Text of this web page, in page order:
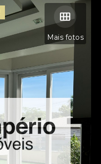
Mais fotos